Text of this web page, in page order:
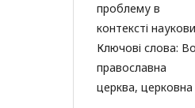
проблему в
контексті
Ключові слова:
православна
церква, церковна